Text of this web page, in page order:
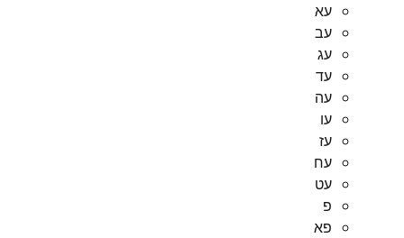
עא
עב
עג
עד
עה
עו
עז
עח
עט
פ
פא